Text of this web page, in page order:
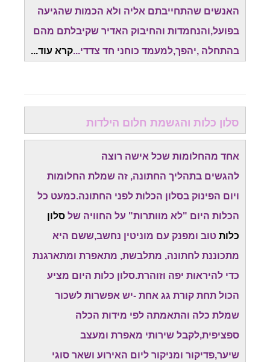
האנשים שהתחייבתם אליה ולא הכמות שהגיעה
בפועל,והנחמדות והחיבוק האדיר שקיבלתם מהם
בהתחלה ,יהפך,למעמד כוחני חד צדדי...קרא עוד...
סלון כלות והגשמת חלום הילדות
אחד מהחלומות שכל אישה רוצה
להגשים בתהליך החתונה, זה שמלת החלומות
ויום הפינוק בסלון הכלות לפני החתונה.כמעט כל
הכלות היום "לא מוותרות" על החוויה של סלון
כלות טוב ומפנק עם מוניטין נחשב,ששם היא
מתכוננת לחתונה, מתלבשת, מתאפרת ומתארגנת
כדי להיראות יפה וזוהרת.סלון כלות היום מציע
הכול תחת קורת גג אחת -יש אפשרות לשכור
שמלת כלה והתאמתה לפי מידות הכלה
ספציפית,לקבל שירותי מאפרת ומעצב
שיער,פדיקור ומניקור ליום האירוע ושאר סוגי